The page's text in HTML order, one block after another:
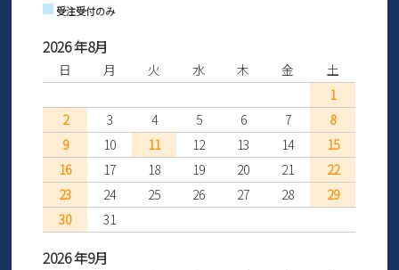
受注受付のみ
2026 年8月
日 月 火 水 木 金
土
1
2
3 4 5 6 7
8
9
10 11 12 13 14
15
16
17 18 19 20 21
22
23
24 25 26 27 28
29
30
31
2026 年9月